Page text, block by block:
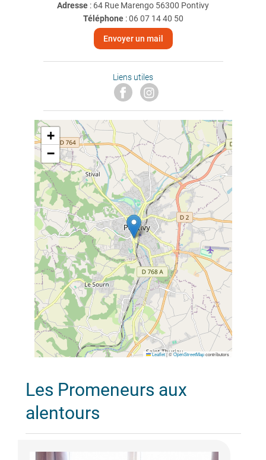
Adresse : 64 Rue Marengo 56300 Pontivy
Téléphone:06 07 14 40 50
Envoyer un mail
Liens utiles
+
−
Leaflet |©OpenStreetMapcontributors
Les Promeneurs aux
alentours